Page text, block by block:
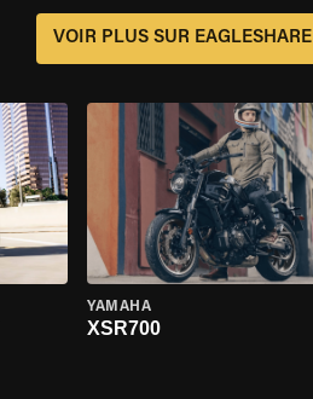
VOIR PLUS SUR EAGLESHARE
YAMAHA
XSR700